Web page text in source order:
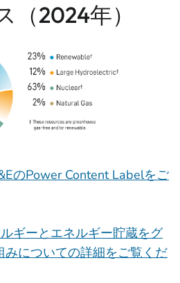
（2024年）
のPower Content Labelをご
ギーとエネルギー貯蔵をグ
みについての詳細をご覧くだ